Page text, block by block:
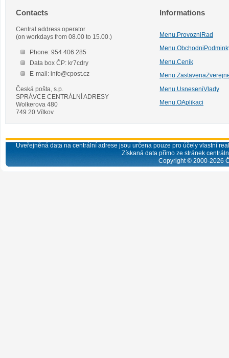
Contacts
Central address operator
(on workdays from 08.00 to 15.00.)
Phone: 954 406 285
Data box ČP: kr7cdry
E-mail: info@cpost.cz
Česká pošta, s.p.
SPRÁVCE CENTRÁLNÍ ADRESY
Wolkerova 480
749 20 Vítkov
Informations
Menu.ProvozniRad
Menu.Cenik
Menu.UsneseniVlady
Menu.OAplikaci
Uveřejněná data na centrální adrese jsou určena pouze pro účely vlastní
Získaná data přímo ze stránek
Copyright © 2000-2026